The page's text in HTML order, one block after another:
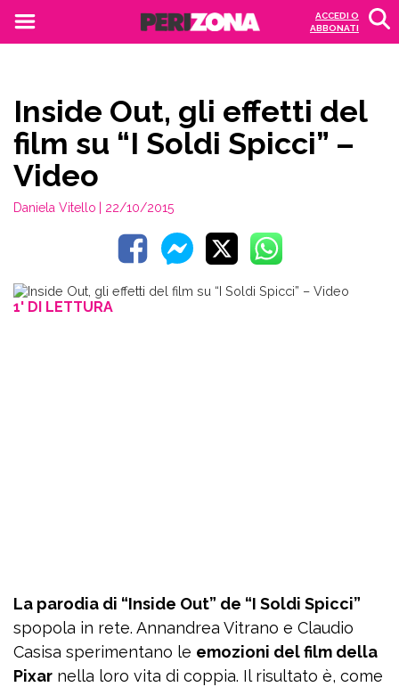
ACCEDI O
ABBONATI
Inside Out, gli effetti del
film su “I Soldi Spicci” –
Video
Daniela Vitello | 22/10/2015
1' DI LETTURA
La parodia di “Inside Out” de “I Soldi Spicci”
spopola in rete. Annandrea Vitrano e Claudio
Casisa sperimentano le emozioni del film della
Pixar nella loro vita di coppia. Il risultato è, come